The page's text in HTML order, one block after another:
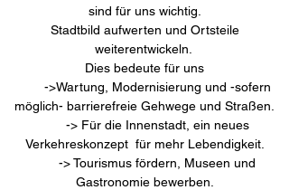
sind für uns wichtig.
Stadtbild aufwerten und Ortsteile
weiterentwickeln.
Dies bedeute für uns
->Wartung, Modernisierung und -sofern
möglich- barrierefreie Gehwege und Straßen.
​ -> Für die Innenstadt, ein neues
Verkehreskonzept für mehr Lebendigkeit.
-> Tourismus fördern, Museen und
Gastronomie bewerben.